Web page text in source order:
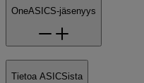
OneASICS-jäsenyys
Tietoa ASICSista